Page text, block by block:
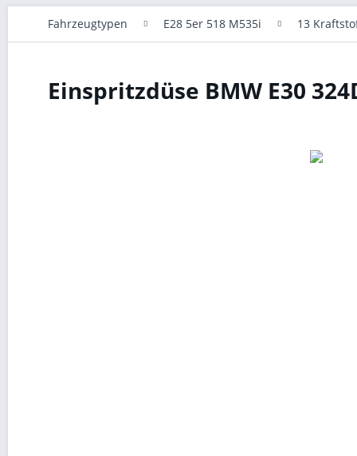
Fahrzeugtypen E28 5er 518 M535i 13
Einspritzdüse BMW E30